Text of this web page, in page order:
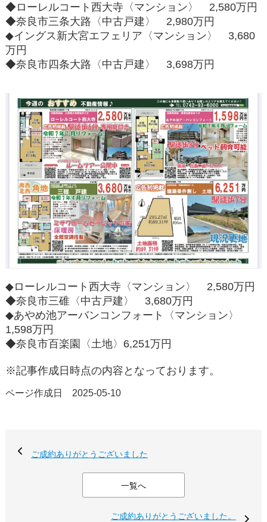
◆ローレルコート西大寺〈マンション〉 2,580万円
◆奈良市三条大路〈中古戸建〉 2,980万円
◆イングス新大宮エフェリア〈マンション〉 3,680
万円
◆奈良市四条大路〈中古戸建〉 3,698万円
◆ローレルコート西大寺〈マンション〉 2,580万円
◆奈良市三碓〈中古戸建〉 3,680万円
◆あやめ池アーバンコンフォート〈マンション〉
1,598万円
◆奈良市百楽園〈土地〉6,251万円
※記事作成日時点の内容となっております。
ページ作成日 2025-05-10
ご成約ありがとうございました
一覧へ
ご成約ありがとうございました。